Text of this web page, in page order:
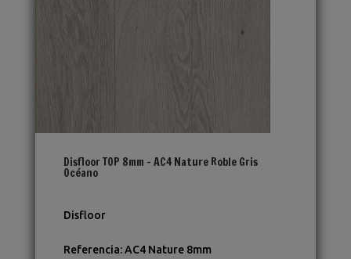
Disfloor TOP 8mm – AC4 Nature Roble Gris
Océano
Disfloor
Referencia:AC4 Nature 8mm